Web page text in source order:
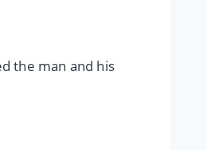
the man and his